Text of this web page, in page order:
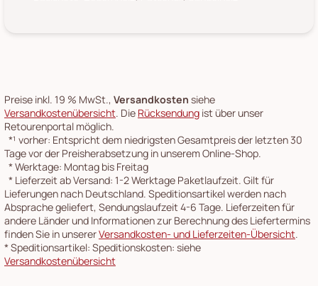
Preise inkl. 19 % MwSt., Versandkosten siehe
Versandkostenübersicht. Die Rücksendung ist über unser
Retourenportal möglich.
*¹ vorher: Entspricht dem niedrigsten Gesamtpreis der letzten 30
Tage vor der Preisherabsetzung in unserem Online-Shop.
*Werktage: Montag bis Freitag
* Lieferzeit ab Versand: 1-2 Werktage Paketlaufzeit. Gilt für
Lieferungen nach Deutschland. Speditionsartikel werden nach
Absprache geliefert, Sendungslaufzeit 4-6 Tage. Lieferzeiten für
andere Länder und Informationen zur Berechnung des Liefertermins
finden Sie in unsererVersandkosten- und Lieferzeiten-Übersicht.
*Speditionsartikel: Speditionskosten: siehe
Versandkostenübersicht